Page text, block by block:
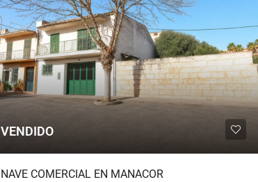
VENDIDO
NAVE COMERCIAL EN MANACOR
€245,000